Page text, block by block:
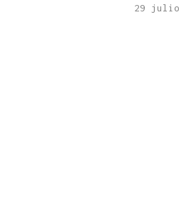
29 julio